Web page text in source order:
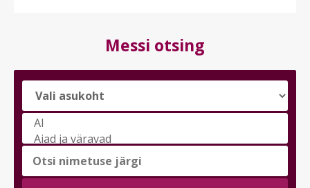
Messi otsing
Vali
messi
teema